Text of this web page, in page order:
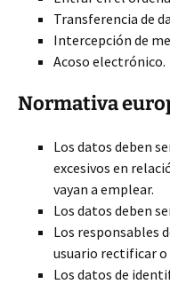
Transferencia de
Intercepción de
Acoso electrónico.
Normativa
Los datos deben
excesivos en
vayan a emplear.
Los datos deben
Los responsables
usuario rectificar
Los datos de